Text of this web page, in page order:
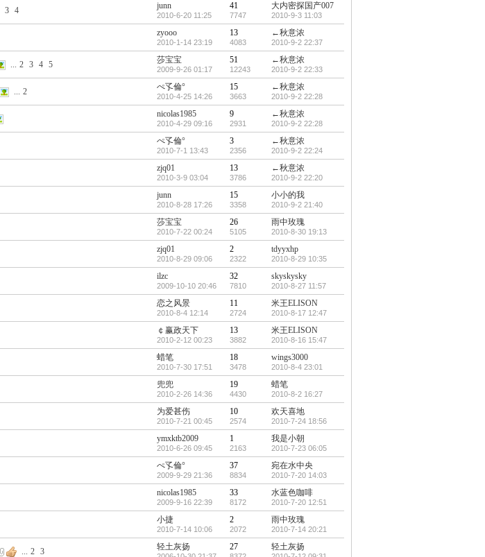
3 4 junn
2010-6-20 11:25
41
7747
大内密探国产007
2010-9-3 11:03
zyooo
2010-1-14 23:19
13
4083
←秋意浓
2010-9-2 22:37
... 2 3 4 5 莎宝宝
2009-9-26 01:17
51
12243
←秋意浓
2010-9-2 22:33
... 2 ぺ孓倫°
2010-4-25 14:26
15
3663
←秋意浓
2010-9-2 22:28
nicolas1985
2010-4-29 09:16
9
2931
←秋意浓
2010-9-2 22:28
ぺ孓倫°
2010-7-1 13:43
3
2356
←秋意浓
2010-9-2 22:24
zjq01
2010-3-9 03:04
13
3786
←秋意浓
2010-9-2 22:20
junn
2010-8-28 17:26
15
3358
小小的我
2010-9-2 21:40
莎宝宝
2010-7-22 00:24
26
5105
雨中玫瑰
2010-8-30 19:13
zjq01
2010-8-29 09:06
2
2322
tdyyxhp
2010-8-29 10:35
ilzc
2009-10-10 20:46
32
7810
skyskysky
2010-8-27 11:57
恋之风景
2010-8-4 12:14
11
2724
米王ELISON
2010-8-17 12:47
￠赢政天下
2010-2-12 00:23
13
3882
米王ELISON
2010-8-16 15:47
蜡笔
2010-7-30 17:51
18
3478
wings3000
2010-8-4 23:01
兜兜
2010-2-26 14:36
19
4430
蜡笔
2010-8-2 16:27
为爱甚伤
2010-7-21 00:45
10
2574
欢天喜地
2010-7-24 18:56
ymxktb2009
2010-6-26 09:45
1
2163
我是小朝
2010-7-23 06:05
ぺ孓倫°
2009-9-29 21:36
37
8834
宛在水中央
2010-7-20 14:03
nicolas1985
2009-9-16 22:39
33
8172
水蓝色咖啡
2010-7-20 12:51
小捷
2010-7-14 10:06
2
2072
雨中玫瑰
2010-7-14 20:21
... 2 3 轻土灰扬 27 轻土灰扬